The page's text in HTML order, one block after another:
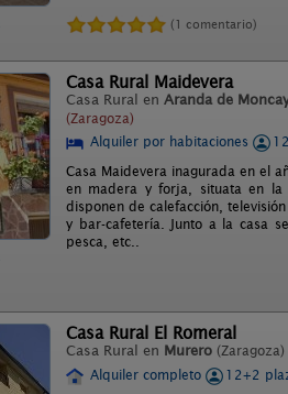
(1 comentario)
Casa Rural Maidevera
Casa Rural en Aranda de
(Zaragoza)
Alquiler por habitaciones
Casa Maidevera inagurada en el
en madera y forja, situata en la
disponen de calefacción,
y bar-cafetería. Junto a la casa
pesca, etc..
Casa Rural El Romeral
Casa Rural en Murero (Zaragoza)
Alquiler completo
12+2